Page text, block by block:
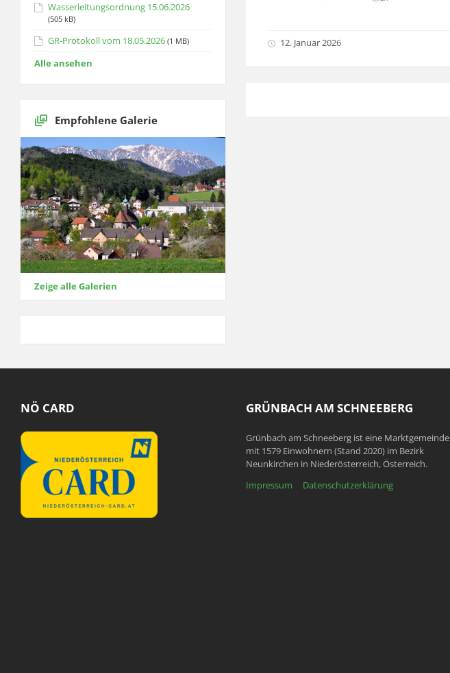
12. Januar 2026
Wasserleitungsordnung 15.06.2026
(505 kB)
GR-Protokoll vom 18.05.2026 (1 MB)
Alle ansehen
Empfohlene Galerie
Zeige alle Galerien
NÖ CARD GRÜNBACH AM SCHNEEBERG
Grünbach am Schneeberg ist eine Marktgemeinde
mit 1579 Einwohnern (Stand 2020) im Bezirk
Neunkirchen in Niederösterreich, Österreich.
Impressum
Datenschutzerklärung